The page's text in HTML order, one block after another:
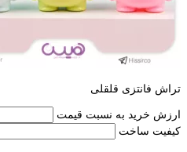
تراش فانتزی قلقلی
ارزش خرید به نسبت قیمت
کیفیت ساخت